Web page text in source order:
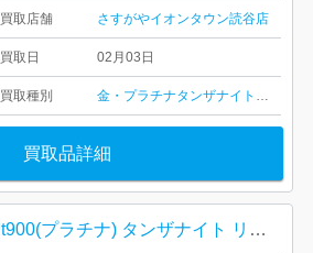
買取店舗 さすがやイオンタウン読谷店
買取日 02月03日
買取種別 金・プラチナタンザナイト トルマリ
買取品詳細
Pt900(プラチナ) タンザナイト リング ジュエリー